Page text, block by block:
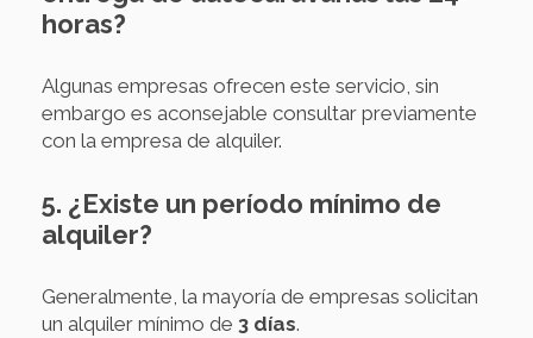
horas?
Algunas empresas ofrecen este servicio, sin
embargo es aconsejable consultar previamente
con la empresa de alquiler.
5. ¿Existe un período mínimo de
alquiler?
Generalmente, la mayoría de empresas solicitan
un alquiler mínimo de 3 días.